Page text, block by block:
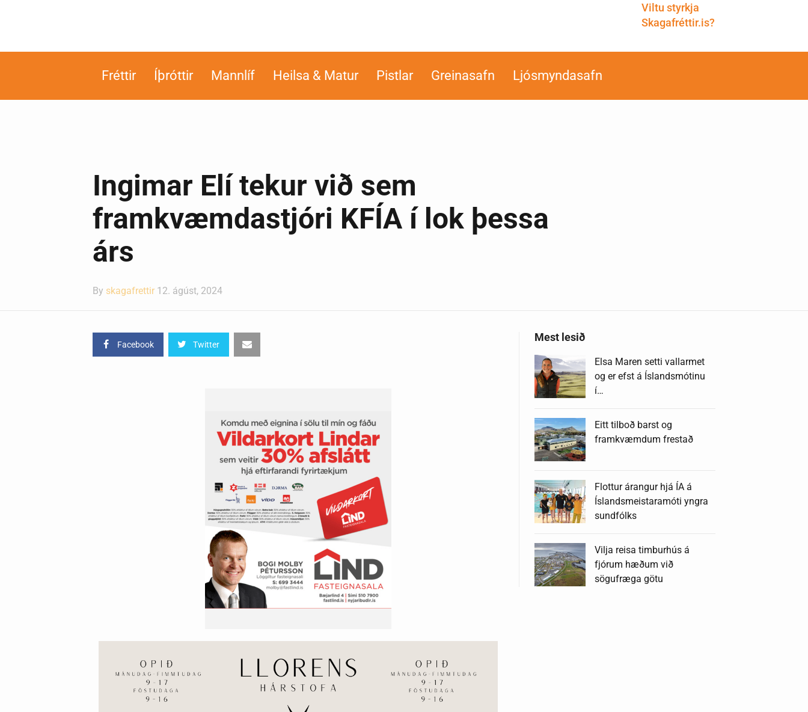
Viltu styrkja
Skagafréttir.is?
Fréttir Íþróttir Mannlíf Heilsa & Matur Pistlar Greinasafn Ljósmyndasafn
Ingimar Elí tekur við sem
framkvæmdastjóri KFÍA í lok þessa
árs
By skagafrettir 12. ágúst, 2024
Facebook Twitter
Mest lesið
Elsa Maren setti vallarmet
og er efst á Íslandsmótinu
í…
Eitt tilboð barst og
framkvæmdum frestað
Flottur árangur hjá ÍA á
Íslandsmeistaramóti yngra
sundfólks
Vilja reisa timburhús á
fjórum hæðum við
sögufræga götu